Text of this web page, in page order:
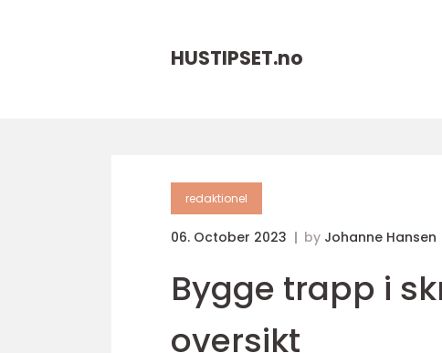
HUSTIPSET.no
redaktionel
06. October 2023 by Johanne Hansen
Bygge trapp i
oversikt